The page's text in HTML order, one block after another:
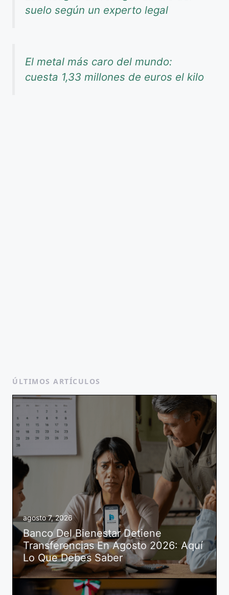
suelo según un experto legal
El metal más caro del mundo:
cuesta 1,33 millones de euros el kilo
ÚLTIMOS ARTÍCULOS
agosto 7, 2026
Banco Del Bienestar Detiene
Transferencias En Agosto 2026: Aquí
Lo Que Debes Saber